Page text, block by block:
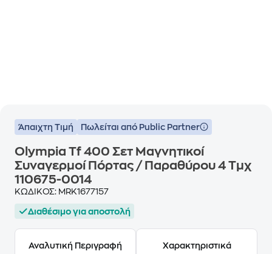
Άπαιχτη Τιμή Πωλείται από Public Partner
Olympia Tf 400 Σετ Μαγνητικοί
Συναγερμοί Πόρτας / Παραθύρου 4 Τμχ
110675-0014
ΚΩΔΙΚΟΣ: MRK1677157
Διαθέσιμο για αποστολή
Αναλυτική Περιγραφή Χαρακτηριστικά